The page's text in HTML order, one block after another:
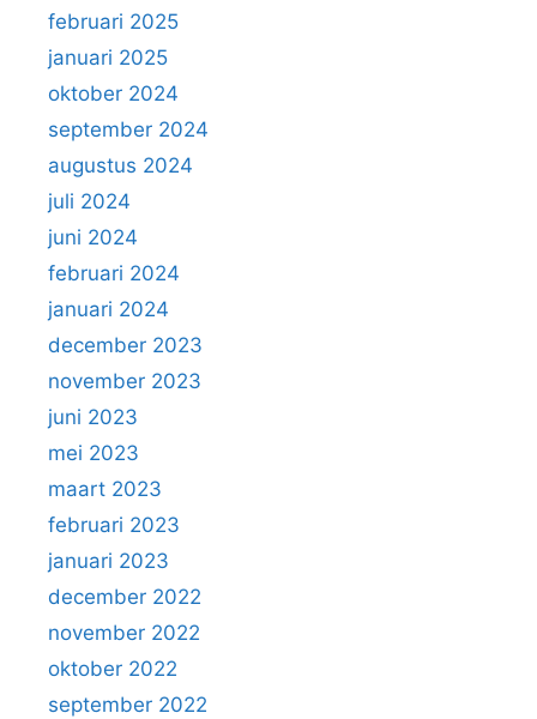
februari 2025
januari 2025
oktober 2024
september 2024
augustus 2024
juli 2024
juni 2024
februari 2024
januari 2024
december 2023
november 2023
juni 2023
mei 2023
maart 2023
februari 2023
januari 2023
december 2022
november 2022
oktober 2022
september 2022